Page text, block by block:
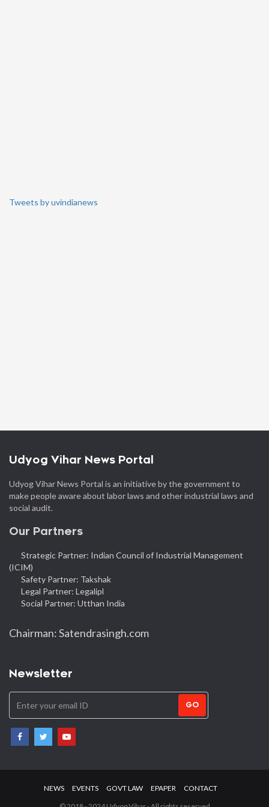
Tweets by uvindianews
Udyog Vihar News Portal
Udyog Vihar News Portal is an initiative by the government to
make people aware about labor laws and other industrial laws and
social audit.
Our Partners
Strategic Partner: Indian Council of Industrial Management
(ICIM)
Safety Partner: Takshak
Legal Partner: Legalipl
Social Partner: Utthan India
Chairman: Satendrasingh.com
Newsletter
GO
NEWS EVENTS GOVT LAW EPAPER
CONTACT